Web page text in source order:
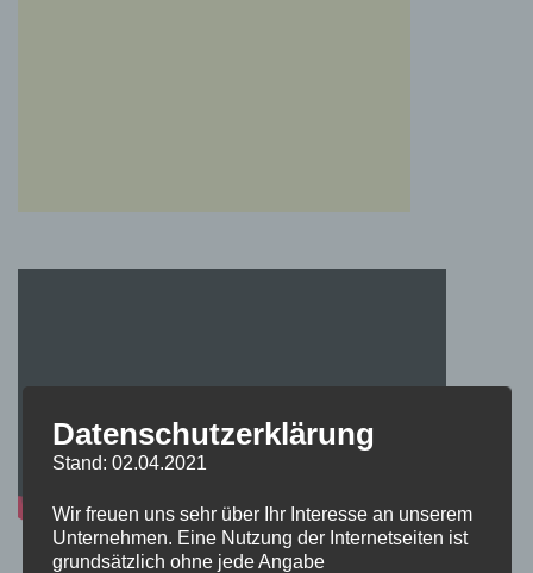
Datenschutzerklärung
Stand: 02.04.2021
Wir freuen uns sehr über Ihr Interesse an unserem
Unternehmen. Eine Nutzung der Internetseiten ist
grundsätzlich ohne jede Angabe